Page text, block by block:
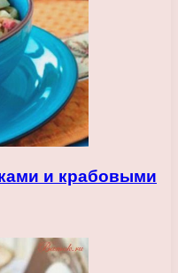
и крабовыми